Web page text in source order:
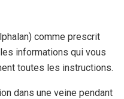
comme prescrit
informations qui vous
toutes les instructions.
dans une veine pendant